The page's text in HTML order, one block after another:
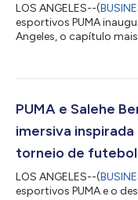
LOS ANGELES--(
esportivos PUMA
Angeles, o capítulo
do NITRO™ ao futebol
exploraram o futuro do
consolidaram o
PUMA e Salehe
imersiva
torneio de futebol
LOS ANGELES--(
esportivos PUMA e o